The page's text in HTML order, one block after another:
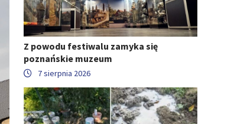
Z powodu festiwalu zamyka się
poznańskie muzeum
7 sierpnia 2026